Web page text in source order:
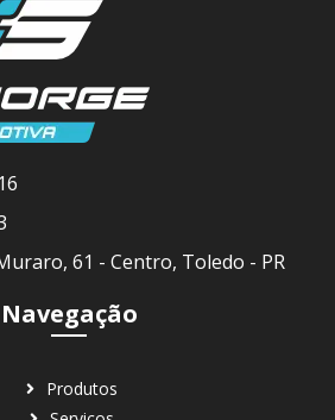
61 - Centro, Toledo - PR
Navegação
Produtos